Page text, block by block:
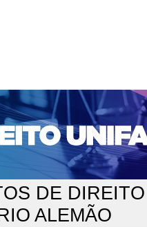
CADASTRO
DE Nº 1 A 100 WEBMAIL
de Assis Zanini
DE DIREITO
ALEMÃO